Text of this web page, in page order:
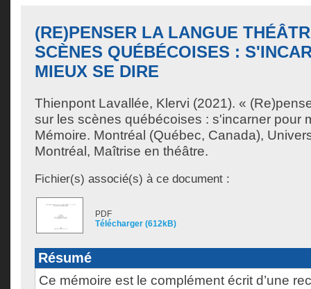
(RE)PENSER LA LANGUE
SCÈNES QUÉBÉCOISES :
MIEUX SE DIRE
Thienpont Lavallée, Klervi (2021). «
sur les scènes québécoises : s'incarner pour
Mémoire. Montréal (Québec, Canada),
Montréal, Maîtrise en théâtre.
Fichier(s) associé(s) à ce document :
PDF
Télécharger (612kB)
Résumé
Ce mémoire est le complément écrit d’une